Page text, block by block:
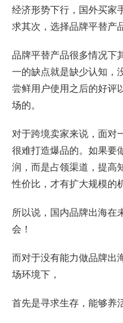
经济形势下行，国外买家
求其次，选择品牌平替产品
品牌平替产品很多情况下
一的缺点就是缺少认知，
尝鲜用户使用之后的好评
场的。
对于跨境卖家来说，面对
很难打造爆品的。如果要
润，而是占领渠道，提高
性价比，才有扩大规模的
所以说，国内品牌出海在
会！
而对于没有能力做品牌出
场环境下，
首先是寻求生存，能够养